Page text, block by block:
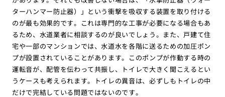
ターハンマー防止器）」という衝撃を吸収する装置を取り付ける
のが最も効果的です。これは専門的な工事が必要になる場合もあ
るため、水道業者に相談するのが良いでしょう。また、戸建て住
宅や一部のマンションでは、水道水を各階に送るための加圧ポン
プが設置されていることがあります。このポンプが作動する時の
運転音が、配管を伝わって共振し、トイレで大きく聞こえるとい
うケースも考えられます。トイレの異音は、必ずしもトイレの中
だけで完結している問題ではないのです。